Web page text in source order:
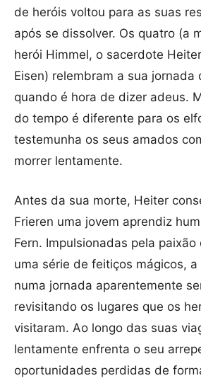
de heróis voltou para as suas
após se dissolver. Os quatro (a
herói Himmel, o sacerdote
Eisen) relembram a sua jornada
quando é hora de dizer adeus.
do tempo é diferente para os
testemunha os seus amados
morrer lentamente.
Antes da sua morte, Heiter
Frieren uma jovem aprendiz
Fern. Impulsionadas pela
uma série de feitiços mágicos,
numa jornada aparentemente
revisitando os lugares que os
visitaram. Ao longo das suas
lentamente enfrenta o seu
oportunidades perdidas de